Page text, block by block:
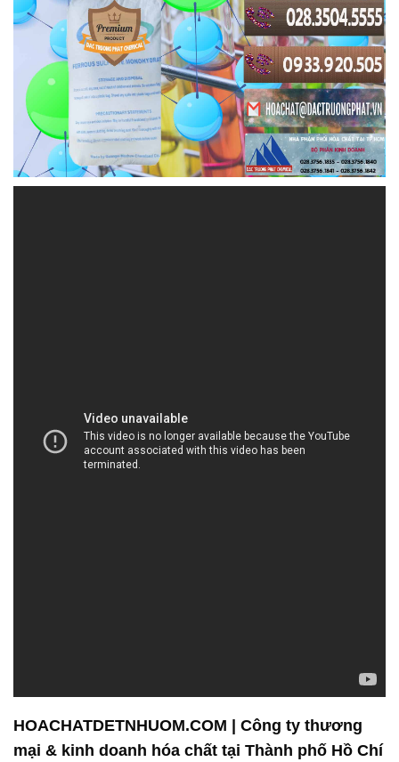
Công ty Hóa Chất Đắc Trường Phát là đơn vị
chuyên kinh doanh và phân phối hóa chất với cam
kết mang lại cho khách hàng những sản phẩm và